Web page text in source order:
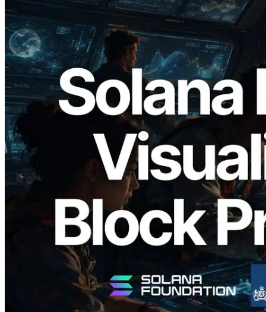
2026.05.24
Validators Solutions lanza el Solana Block
Analyzer — Visualización del tiempo de
producción de bloque por slot y del
Validador asignado
Leer este artículo